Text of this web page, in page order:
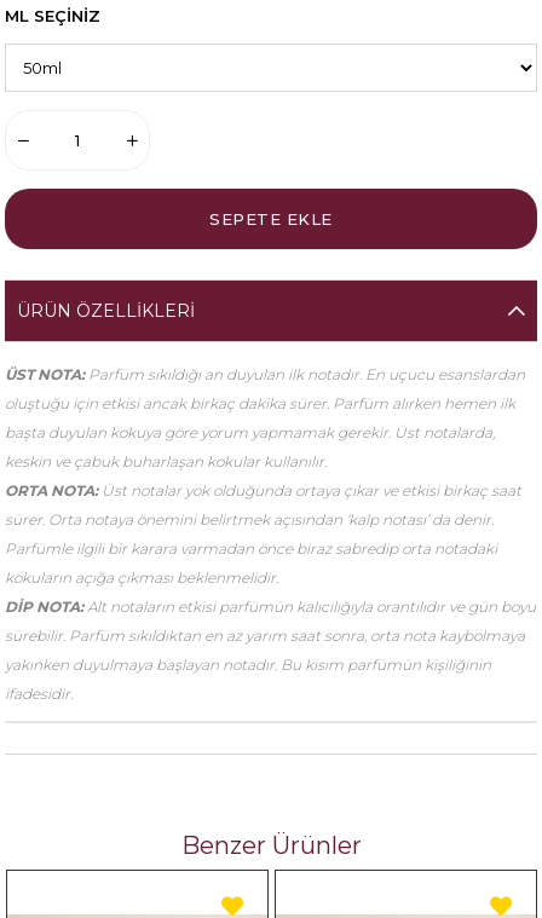
ML SEÇİNİZ
ÜRÜN ÖZELLIKLERI
ÜST NOTA:Parfüm sıkıldığı an duyulan ilk notadır. En uçucu esanslardan
oluştuğu için etkisi ancak birkaç dakika sürer. Parfüm alırken hemen ilk
başta duyulan kokuya göre yorum yapmamak gerekir. Üst notalarda,
keskin ve çabuk buharlaşan kokular kullanılır.
ORTA NOTA: Üst notalar yok olduğunda ortaya çıkar ve etkisi birkaç saat
sürer. Orta notaya önemini belirtmek açısından ‘kalp notası’ da denir.
Parfümle ilgili bir karara varmadan önce biraz sabredip orta notadaki
kokuların açığa çıkması beklenmelidir.
DİP NOTA:Alt notaların etkisi parfümün kalıcılığıyla orantılıdır ve gün boyu
sürebilir. Parfüm sıkıldıktan en az yarım saat sonra, orta nota kaybolmaya
yakınken duyulmaya başlayan notadır. Bu kısım parfümün kişiliğinin
ifadesidir.
Benzer Ürünler